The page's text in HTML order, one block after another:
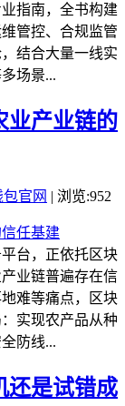
指南，全书构建
管控、合规监管
结合大量一线实
场景...
业产业链的
包官网 | 浏览:952
台，正依托区块
业链普遍存在信
难等痛点，区块
实现农产品从种
防线...
还是试错成